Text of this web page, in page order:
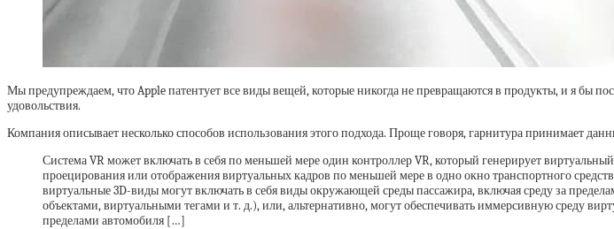
Мы предупреждаем, что Apple патентует все виды вещей, которые никогда не превращаются в продукты, и я бы
удовольствия.
Компания описывает несколько способов использования этого подхода. Проще говоря, гарнитура принимает
Система VR может включать в себя по меньшей мере один контроллер VR, который генерирует
проецирования или отображения виртуальных кадров по меньшей мере в одно окно транспортного
виртуальные 3D-виды могут включать в себя виды окружающей среды пассажира, включая среду за
объектами, виртуальными тегами и т. д.), или, альтернативно, могут обеспечивать иммерсивную среду
пределами автомобиля […]